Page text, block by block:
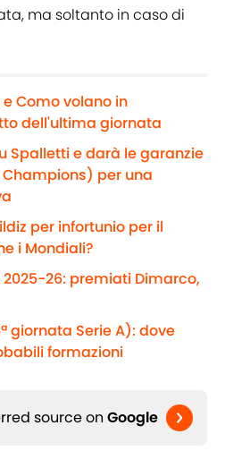
ma soltanto in caso di
Como volano in
dell'ultima giornata
Spalletti e darà le garanzie
per una
per infortunio per il
i Mondiali?
2025-26: premiati Dimarco,
giornata Serie A): dove
formazioni
source on Google